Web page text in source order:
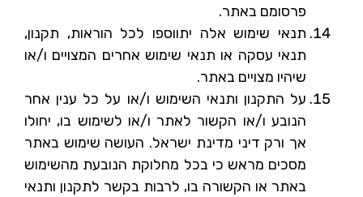
פרסומם באתר.
תנאי שימוש אלה יתווספו לכל הוראות, תקנון,
תנאי עסקה או תנאי שימוש אחרים המצויים ו/או
שיהיו מצויים באתר.
על התקנון ותנאי השימוש ו/או על כל ענין אחר
הנובע ו/או הקשור לאתר ו/או לשימוש בו, יחולו
אך ורק דיני מדינת ישראל. העושה שימוש באתר
מסכים מראש כי בכל מחלוקת הנובעת מהשימוש
באתר או הקשורה בו, לרבות בקשר לתקנון ותנאי